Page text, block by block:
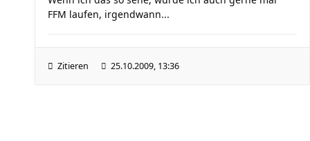
FFM laufen, irgendwann...
Zitieren 25.10.2009, 13:36